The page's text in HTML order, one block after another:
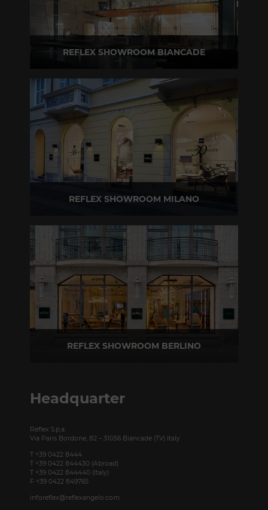
REFLEX SHOWROOM BIANCADE
T +39 0422 849201
REFLEX SHOWROOM MILANO
T +39 02 80582955
REFLEX SHOWROOM BERLINO
Headquarter
Reflex S.p.a.
Via Paris Bordone, 82 – 31056 Biancade (TV) Italy
T +39 0422 8444
T +39 0422 844430 (Abroad)
T +39 0422 844440 (Italy)
F +39 0422 849765
inforeflex@reflexangelo.com